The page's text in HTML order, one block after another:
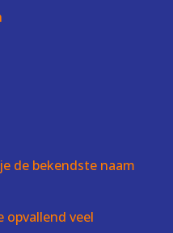
de bekendste naam
opvallend veel